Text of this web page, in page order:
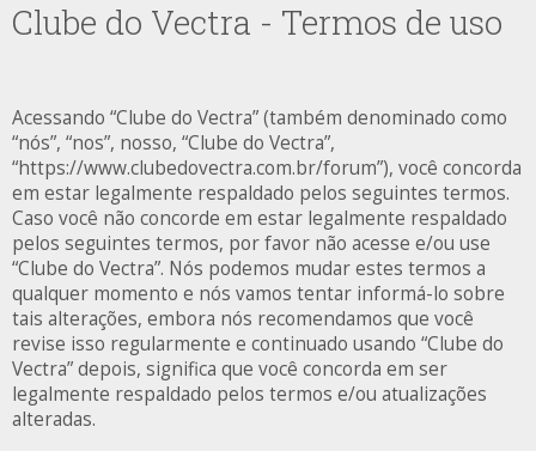
Clube do Vectra - Termos de uso
Acessando “Clube do Vectra” (também denominado como
“nós”, “nos”, nosso, “Clube do Vectra”,
“https://www.clubedovectra.com.br/forum”), você concorda
em estar legalmente respaldado pelos seguintes termos.
Caso você não concorde em estar legalmente respaldado
pelos seguintes termos, por favor não acesse e/ou use
“Clube do Vectra”. Nós podemos mudar estes termos a
qualquer momento e nós vamos tentar informá-lo sobre
tais alterações, embora nós recomendamos que você
revise isso regularmente e continuado usando “Clube do
Vectra” depois, significa que você concorda em ser
legalmente respaldado pelos termos e/ou atualizações
alteradas.